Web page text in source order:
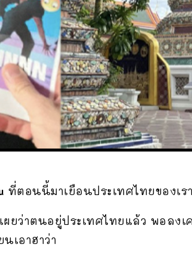
ที่ตอนนี้มาเยือนประเทศไทยของเร
ผยว่าตนอยู่ประเทศไทยแล้ว พอลง
เอาฮาว่า